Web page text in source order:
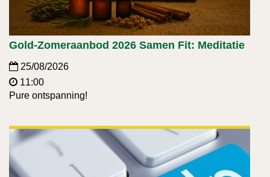
Gold-Zomeraanbod 2026 Samen Fit: Meditatie
25/08/2026
11:00
Pure ontspanning!